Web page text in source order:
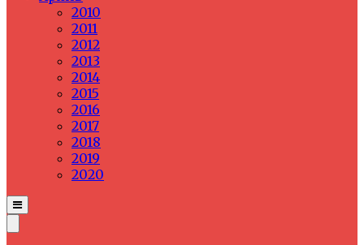
2010
2011
2012
2013
2014
2015
2016
2017
2018
2019
2020